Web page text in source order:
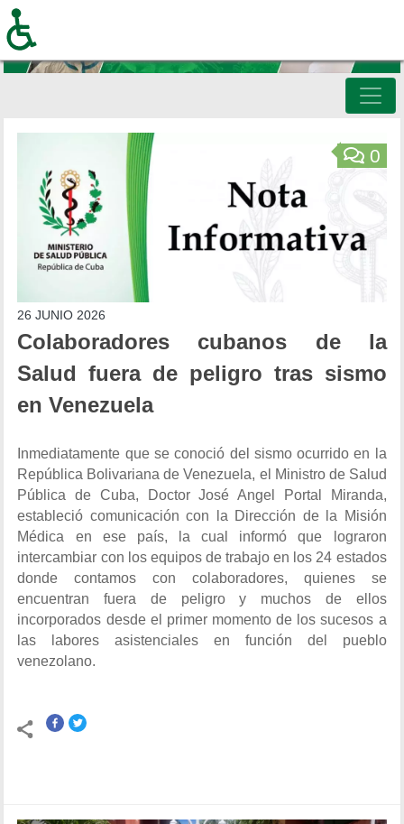
principal
Inicio 0
26 JUNIO 2026
Colaboradores cubanos de la
Salud fuera de peligro tras sismo
en Venezuela
Inmediatamente que se conoció del sismo ocurrido en la
República Bolivariana de Venezuela, el Ministro de Salud
Pública de Cuba, Doctor José Angel Portal Miranda,
estableció comunicación con la Dirección de la Misión
Médica en ese país, la cual informó que lograron
intercambiar con los equipos de trabajo en los 24 estados
donde contamos con colaboradores, quienes se
encuentran fuera de peligro y muchos de ellos
incorporados desde el primer momento de los sucesos a
las labores asistenciales en función del pueblo
venezolano.